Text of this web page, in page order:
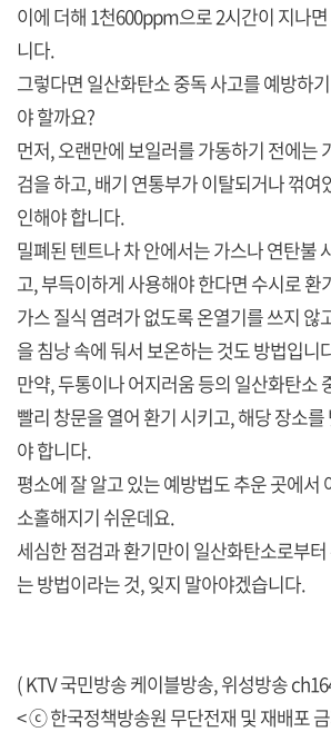
이에 더해 1천600ppm으로 2시간이 지나
니다.
그렇다면 일산화탄소 중독 사고를 예방하
야 할까요?
먼저, 오랜만에 보일러를 가동하기 전에는
검을 하고, 배기 연통부가 이탈되거나 꺾여
인해야 합니다.
밀폐된 텐트나 차 안에서는 가스나 연탄불
고, 부득이하게 사용해야 한다면 수시로 환
가스 질식 염려가 없도록 온열기를 쓰지 않
을 침낭 속에 둬서 보온하는 것도 방법입니
만약, 두통이나 어지러움 등의 일산화탄소
빨리 창문을 열어 환기 시키고, 해당 장소
야 합니다.
평소에 잘 알고 있는 예방법도 추운 곳에서
소홀해지기 쉬운데요.
세심한 점검과 환기만이 일산화탄소로부
는 방법이라는 것, 잊지 말아야겠습니다.
( KTV 국민방송 케이블방송, 위성방송
< ⓒ 한국정책방송원 무단전재 및 재배포